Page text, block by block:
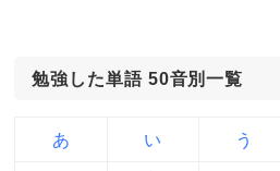
勉強した単語 50音別一覧
あ い う